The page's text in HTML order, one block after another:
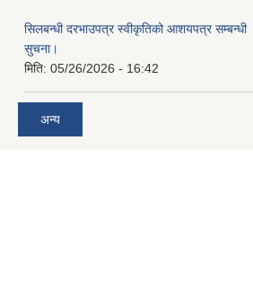
सिलबन्धी दरभाउपत्र स्वीकृतिको आशयपत्र सम्बन्धी
सुचना।
मिति: 05/26/2026 - 16:42
अन्य